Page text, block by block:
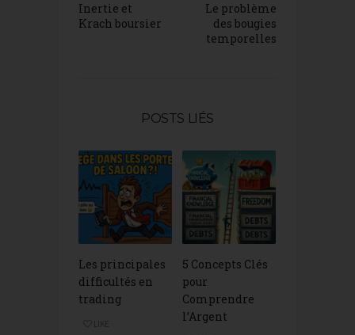
Inertie et
Krach boursier
Le problème
des bougies
temporelles
POSTS LIÉS
Les principales
difficultés en
trading
5 Concepts Clés
pour
Comprendre
l’Argent